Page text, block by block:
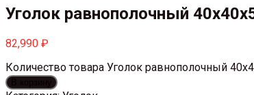
Уголок равнополочный
82,990 ₽
Количество товара Уголок равнополочный
В корзину